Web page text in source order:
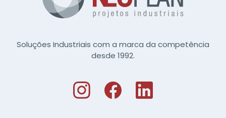
Soluções Industriais com a marca da competência
desde 1992.